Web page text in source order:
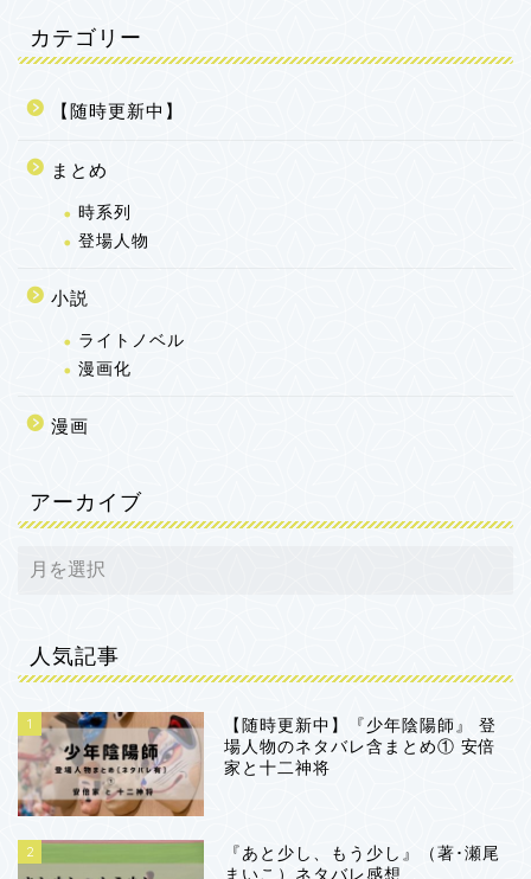
カテゴリー
【随時更新中】
まとめ
時系列
登場人物
小説
ライトノベル
漫画化
漫画
アーカイブ
人気記事
1
【随時更新中】『少年陰陽師』 登
場人物のネタバレ含まとめ① 安倍
家と十二神将
2
『あと少し、もう少し』（著･瀬尾
まいこ）ネタバレ感想
ホーム
プライバシーポリシー